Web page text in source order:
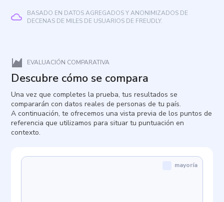
BASADO EN DATOS AGREGADOS Y ANONIMIZADOS DE
DECENAS DE MILES DE USUARIOS DE FREUDLY.
EVALUACIÓN COMPARATIVA
Descubre cómo se compara
Una vez que completes la prueba, tus resultados se
compararán con datos reales de personas de tu país.
A continuación, te ofrecemos una vista previa de los puntos de
referencia que utilizamos para situar tu puntuación en
contexto.
mayoría